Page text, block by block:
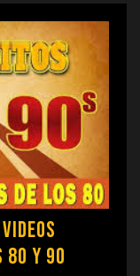
y 90